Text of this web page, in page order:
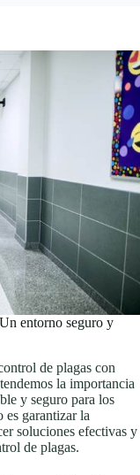
entorno seguro y
de plagas con
la importancia
y seguro para los
es garantizar la
soluciones efectivas y
de plagas.